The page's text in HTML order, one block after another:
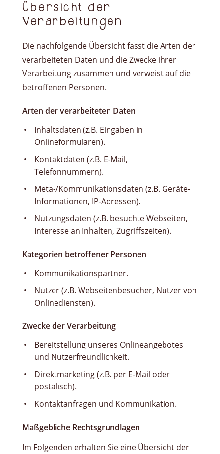
Übersicht der
Verarbeitungen
Die nachfolgende Übersicht fasst die Arten der
verarbeiteten Daten und die Zwecke ihrer
Verarbeitung zusammen und verweist auf die
betroffenen Personen.
Arten der verarbeiteten Daten
Inhaltsdaten (z.B. Eingaben in
Onlineformularen).
Kontaktdaten (z.B. E-Mail,
Telefonnummern).
Meta-/Kommunikationsdaten (z.B. Geräte-
Informationen, IP-Adressen).
Nutzungsdaten (z.B. besuchte Webseiten,
Interesse an Inhalten, Zugriffszeiten).
Kategorien betroffener Personen
Kommunikationspartner.
Nutzer (z.B. Webseitenbesucher, Nutzer von
Onlinediensten).
Zwecke der Verarbeitung
Bereitstellung unseres Onlineangebotes
und Nutzerfreundlichkeit.
Direktmarketing (z.B. per E-Mail oder
postalisch).
Kontaktanfragen und Kommunikation.
Maßgebliche Rechtsgrundlagen
Im Folgenden erhalten Sie eine Übersicht der